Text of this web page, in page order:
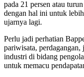
pada 21 persen atau
dengan hal ini untuk
ujarnya lagi.
Perlu jadi perhatian
pariwisata, perdagangan,
industri di bidang
untuk memacu